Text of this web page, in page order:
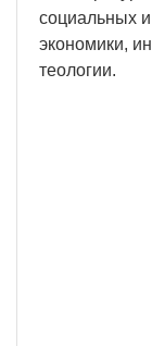
социальных
экономики,
теологии.